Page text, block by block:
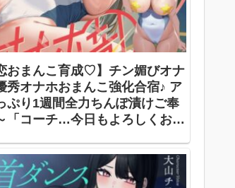
おまんこ育成♡】チン媚びオナ
秀オナホおまんこ強化合宿♪ ア
ぷり1週間全力ちんぽ漬けご奉
「コーチ…今日もよろしくお願